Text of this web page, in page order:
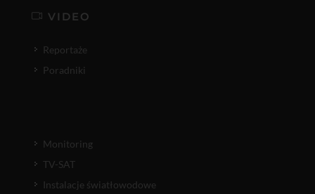
VIDEO
Reportaże
Poradniki
Monitoring
TV-SAT
Instalacje światłowodowe